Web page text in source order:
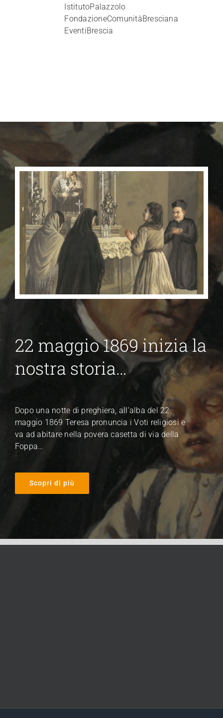
22 maggio 1869 inizia la
nostra storia…
Dopo una notte di preghiera, all’alba del 22
maggio 1869 Teresa pronuncia i Voti religiosi e
va ad abitare nella povera casetta di via della
Foppa…
Scopri di più